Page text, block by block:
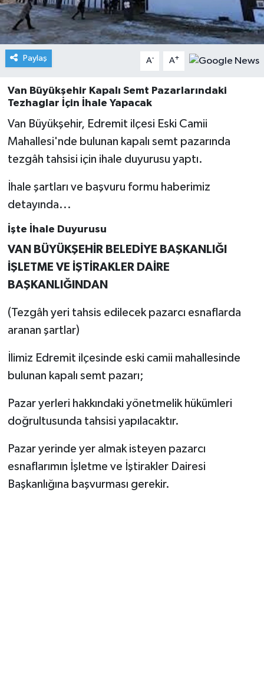
Paylaş A- A+
Van Büyükşehir Kapalı Semt Pazarlarındaki
Tezhaglar İçin İhale Yapacak
Van Büyükşehir, Edremit ilçesi Eski Camii
Mahallesi'nde bulunan kapalı semt pazarında
tezgâh tahsisi için ihale duyurusu yaptı.
İhale şartları ve başvuru formu haberimiz
detayında...
İşte İhale Duyurusu
VAN BÜYÜKŞEHİR BELEDİYE BAŞKANLIĞI
İŞLETME VE İŞTİRAKLER DAİRE
BAŞKANLIĞINDAN
(Tezgâh yeri tahsis edilecek pazarcı esnaflarda
aranan şartlar)
İlimiz Edremit ilçesinde eski camii mahallesinde
bulunan kapalı semt pazarı;
Pazar yerleri hakkındaki yönetmelik hükümleri
doğrultusunda tahsisi yapılacaktır.
Pazar yerinde yer almak isteyen pazarcı
esnaflarımın İşletme ve İştirakler Dairesi
Başkanlığına başvurması gerekir.